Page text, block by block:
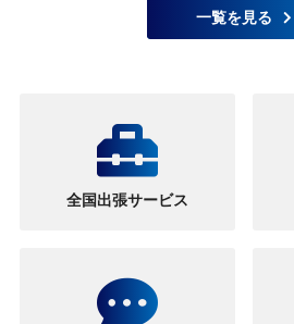
一覧を見る
全国出張サービス